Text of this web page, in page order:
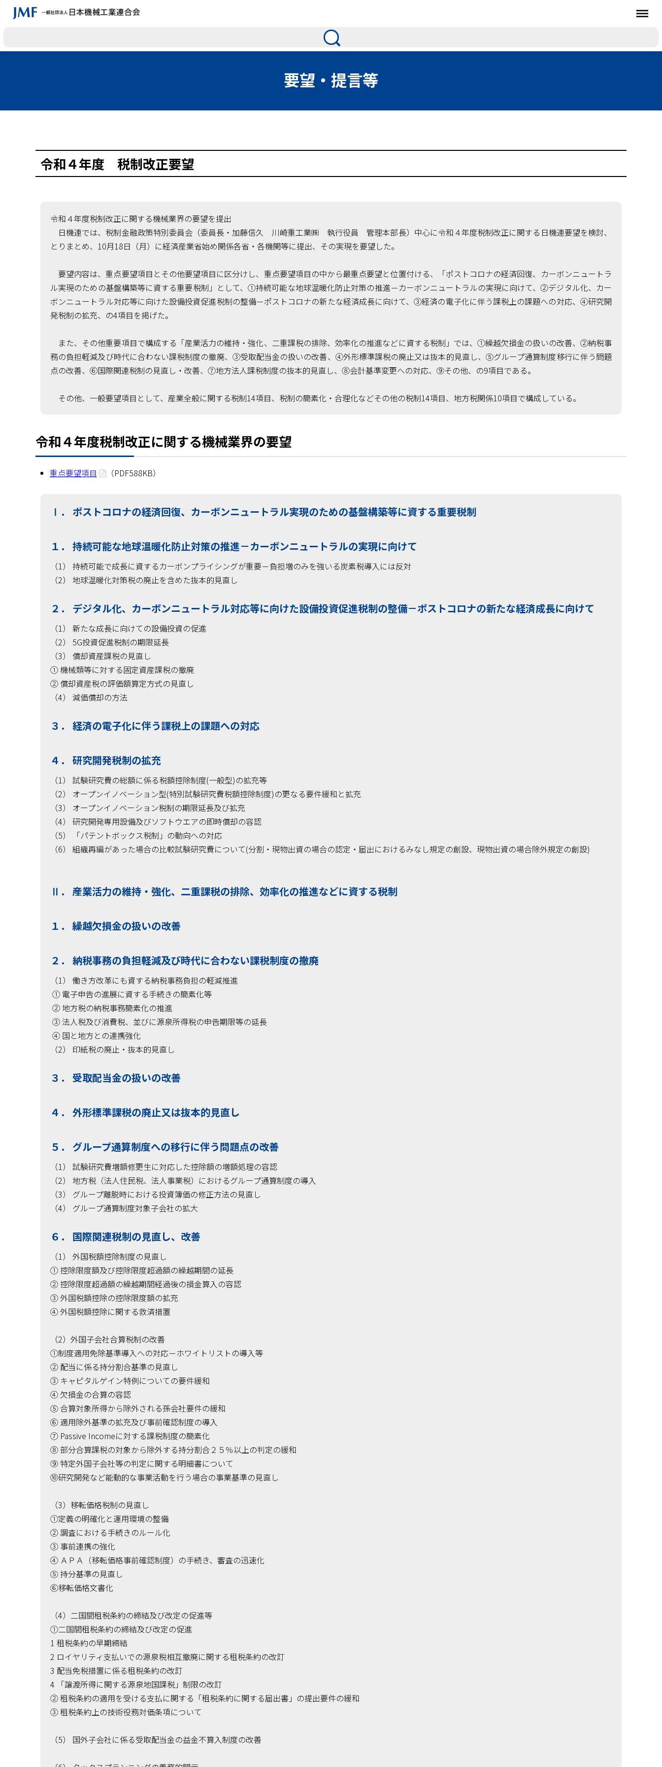
要望・提言等
令和４年度 税制改正要望
令和４年度税制改正に関する機械業界の要望を提出
日機連では、税制金融政策特別委員会（委員長・加藤信久 川崎重工業㈱ 執行役員 管理本部長）中心に令和４年度税制改正に関する日機連要望を検討、
とりまとめ、10月18日（月）に経済産業省始め関係各省・各機関等に提出、その実現を要望した。
要望内容は、重点要望項目とその他要望項目に区分けし、重点要望項目の中から最重点要望と位置付ける、「ポストコロナの経済回復、カーボンニュートラ
ル実現のための基盤構築等に資する重要税制」として、①持続可能な地球温暖化防止対策の推進－カーボンニュートラルの実現に向けて、②デジタル化、カー
ボンニュートラル対応等に向けた設備投資促進税制の整備－ポストコロナの新たな経済成長に向けて、③経済の電子化に伴う課税上の課題への対応、④研究開
発税制の拡充、の4項目を掲げた。
また、その他重要項目で構成する「産業活力の維持・強化、二重課税の排除、効率化の推進などに資する税制」では、①繰越欠損金の扱いの改善、②納税事
務の負担軽減及び時代に合わない課税制度の撤廃、③受取配当金の扱いの改善、④外形標準課税の廃止又は抜本的見直し、⑤グループ通算制度移行に伴う問題
点の改善、⑥国際関連税制の見直し・改善、⑦地方法人課税制度の抜本的見直し、⑧会計基準変更への対応、⑨その他、の9項目である。
その他、一般要望項目として、産業全般に関する税制14項目、税制の簡素化・合理化などその他の税制14項目、地方税関係10項目で構成している。
令和４年度税制改正に関する機械業界の要望
重点要望項目 （PDF588KB）
Ⅰ． ポストコロナの経済回復、カーボンニュートラル実現のための基盤構築等に資する重要税制
１． 持続可能な地球温暖化防止対策の推進－カーボンニュートラルの実現に向けて
（1） 持続可能で成長に資するカーボンプライシングが重要－負担増のみを強いる炭素税導入には反対
（2） 地球温暖化対策税の廃止を含めた抜本的見直し
２． デジタル化、カーボンニュートラル対応等に向けた設備投資促進税制の整備－ポストコロナの新たな経済成長に向けて
（1） 新たな成長に向けての設備投資の促進
（2） 5G投資促進税制の期限延長
（3） 償却資産課税の見直し
① 機械類等に対する固定資産課税の撤廃
② 償却資産税の評価額算定方式の見直し
（4） 減価償却の方法
３． 経済の電子化に伴う課税上の課題への対応
４． 研究開発税制の拡充
（1） 試験研究費の総額に係る税額控除制度(一般型)の拡充等
（2） オープンイノベーション型(特別試験研究費税額控除制度)の更なる要件緩和と拡充
（3） オープンイノベーション税制の期限延長及び拡充
（4） 研究開発専用設備及びソフトウエアの即時償却の容認
（5） 「パテントボックス税制」の動向への対応
（6） 組織再編があった場合の比較試験研究費について(分割・現物出資の場合の認定・届出におけるみなし規定の創設、現物出資の場合除外規定の創設)
Ⅱ． 産業活力の維持・強化、二重課税の排除、効率化の推進などに資する税制
１． 繰越欠損金の扱いの改善
２． 納税事務の負担軽減及び時代に合わない課税制度の撤廃
（1） 働き方改革にも資する納税事務負担の軽減推進
① 電子申告の進展に資する手続きの簡素化等
② 地方税の納税事務簡素化の推進
③ 法人税及び消費税、並びに源泉所得税の申告期限等の延長
④ 国と地方との連携強化
（2） 印紙税の廃止・抜本的見直し
３． 受取配当金の扱いの改善
４． 外形標準課税の廃止又は抜本的見直し
５． グループ通算制度への移行に伴う問題点の改善
（1） 試験研究費増額修更生に対応した控除額の増額処理の容認
（2） 地方税（法人住民税、法人事業税）におけるグループ通算制度の導入
（3） グループ離脱時における投資簿価の修正方法の見直し
（4） グループ通算制度対象子会社の拡大
６． 国際関連税制の見直し、改善
（1） 外国税額控除制度の見直し
① 控除限度額及び控除限度超過額の繰越期間の延長
② 控除限度超過額の繰越期間経過後の損金算入の容認
③ 外国税額控除の控除限度額の拡充
④ 外国税額控除に関する救済措置
（2）外国子会社合算税制の改善
①制度適用免除基準導入への対応－ホワイトリストの導入等
② 配当に係る持分割合基準の見直し
③ キャピタルゲイン特例についての要件緩和
④ 欠損金の合算の容認
⑤ 合算対象所得から除外される孫会社要件の緩和
⑥ 適用除外基準の拡充及び事前確認制度の導入
⑦ Passive Incomeに対する課税制度の簡素化
⑧ 部分合算課税の対象から除外する持分割合２５％以上の判定の緩和
⑨ 特定外国子会社等の判定に関する明細書について
⑩研究開発など能動的な事業活動を行う場合の事業基準の見直し
（3）移転価格税制の見直し
①定義の明確化と運用環境の整備
② 調査における手続きのルール化
③ 事前連携の強化
④ ＡＰＡ（移転価格事前確認制度）の手続き、審査の迅速化
⑤ 持分基準の見直し
⑥移転価格文書化
（4）二国間租税条約の締結及び改定の促進等
①二国間租税条約の締結及び改定の促進
1 租税条約の早期締結
2 ロイヤリティ支払いでの源泉税相互撤廃に関する租税条約の改訂
3 配当免税措置に係る租税条約の改訂
4 「譲渡所得に関する源泉地国課税」制限の改訂
② 租税条約の適用を受ける支払に関する「租税条約に関する届出書」の提出要件の緩和
③ 租税条約上の技術役務対価条項について
（5） 国外子会社に係る受取配当金の益金不算入制度の改善